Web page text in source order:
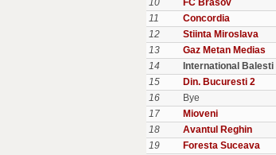
10
FC Brasov
11
Concordia
12
Stiinta Miroslava
13
Gaz Metan Medias
14
International Balesti
15
Din. Bucuresti 2
16
Bye
17
Mioveni
18
Avantul Reghin
19
Foresta Suceava